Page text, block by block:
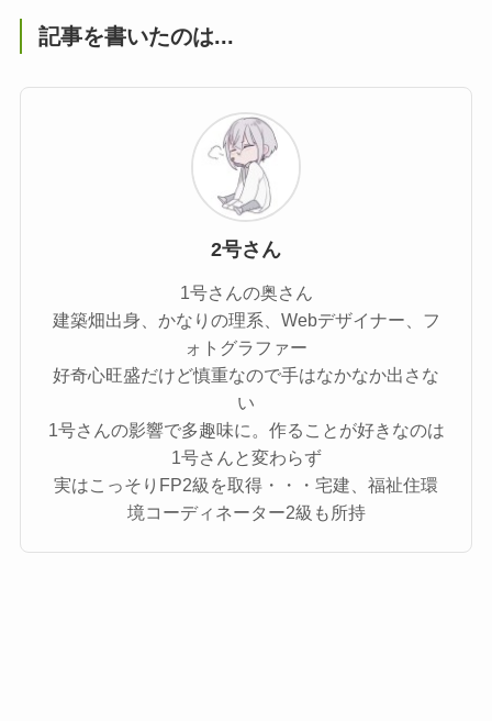
記事を書いたのは...
2号さん
1号さんの奥さん
建築畑出身、かなりの理系、Webデザイナー、フ
ォトグラファー
好奇心旺盛だけど慎重なので手はなかなか出さな
い
1号さんの影響で多趣味に。作ることが好きなのは
1号さんと変わらず
実はこっそりFP2級を取得・・・宅建、福祉住環
境コーディネーター2級も所持